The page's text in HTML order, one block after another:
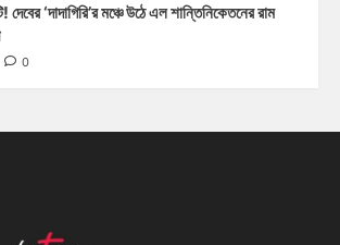
‘দাদাগিরি’র মঞ্চে উঠে এল শান্তিনিকেতনের রাম
0